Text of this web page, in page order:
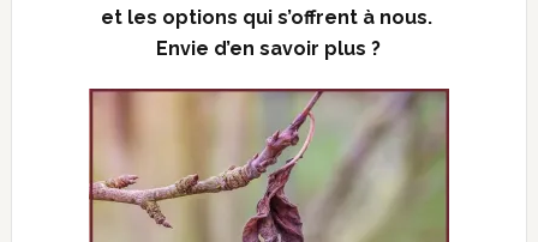
et les options qui s’offrent à nous.
Envie d’en savoir plus ?